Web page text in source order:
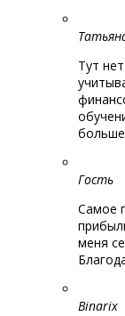
Тут
Гость
Самое
меня
Binarix